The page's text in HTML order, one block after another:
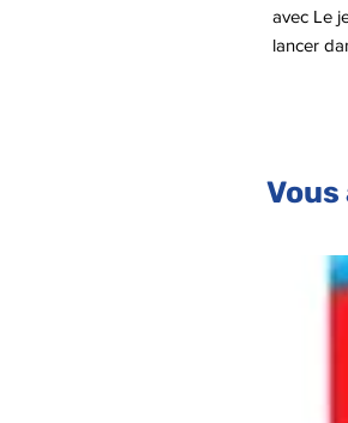
avec Le
lancer
indiquée
leur
pour
Vous